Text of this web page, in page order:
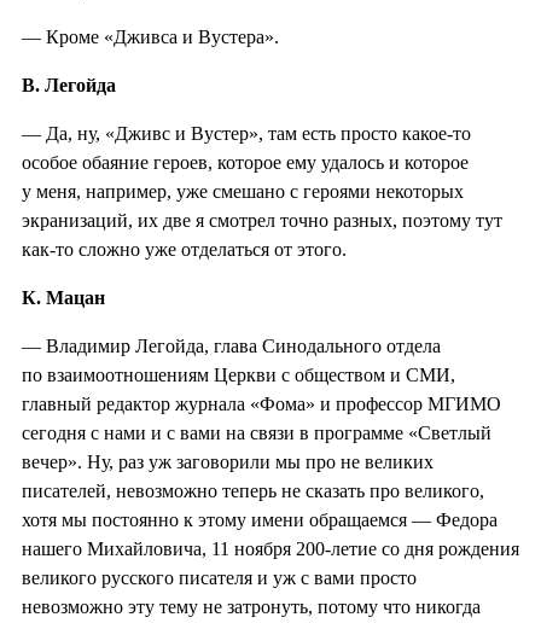
— Кроме «Дживса и Вустера».
В. Легойда
— Да, ну, «Дживс и Вустер», там есть просто какое-то
особое обаяние героев, которое ему удалось и которое
у меня, например, уже смешано с героями некоторых
экранизаций, их две я смотрел точно разных, поэтому тут
как-то сложно уже отделаться от этого.
К. Мацан
— Владимир Легойда, глава Синодального отдела
по взаимоотношениям Церкви с обществом и СМИ,
главный редактор журнала «Фома» и профессор МГИМО
сегодня с нами и с вами на связи в программе «Светлый
вечер». Ну, раз уж заговорили мы про не великих
писателей, невозможно теперь не сказать про великого,
хотя мы постоянно к этому имени обращаемся — Федора
нашего Михайловича, 11 ноября 200-летие со дня рождения
великого русского писателя и уж с вами просто
невозможно эту тему не затронуть, потому что никогда